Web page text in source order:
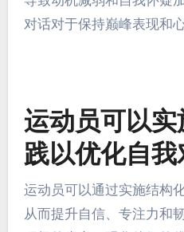
忽视内心对话的
加和缺乏心理清晰度。运
导致动机减弱和自我怀疑
对话对于保持巅峰表现和